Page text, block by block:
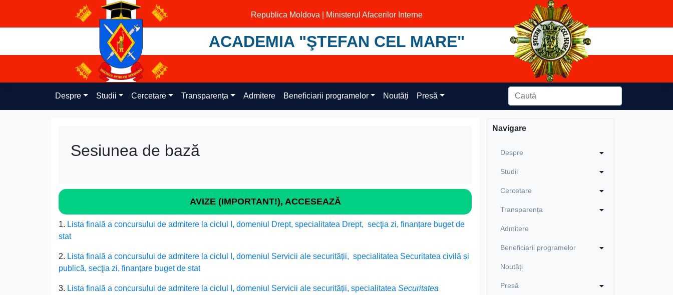
content
Republica Moldova | Ministerul Afacerilor Interne
ACADEMIA "ŞTEFAN CEL MARE"
Despre Studii Cercetare Transparența Admitere Beneficiarii programelor Noutăți Presă
Sesiunea de bază
AVIZE (IMPORTANT!), ACCESEAZĂ
1. Lista finală a concursului de admitere la ciclul I, domeniul Drept, specialitatea Drept, secţia zi, finanțare buget de
stat
2. Lista finală a concursului de admitere la ciclul I, domeniul Servicii ale securității, specialitatea Securitatea civilă și
publică, secţia zi, finanțare buget de stat
3. Lista finală a concursului de admitere la ciclul I, domeniul Servicii ale securității, specialitatea Securitatea
Navigare
Despre
Studii
Cercetare
Transparența
Admitere
Beneficiarii programelor
Noutăți
Presă